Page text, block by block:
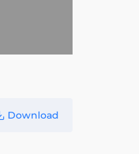
Download